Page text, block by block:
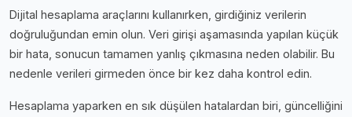
Dijital hesaplama araçlarını kullanırken, girdiğiniz verilerin
doğruluğundan emin olun. Veri girişi aşamasında yapılan küçük
bir hata, sonucun tamamen yanlış çıkmasına neden olabilir. Bu
nedenle verileri girmeden önce bir kez daha kontrol edin.
Hesaplama yaparken en sık düşülen hatalardan biri, güncelliğini